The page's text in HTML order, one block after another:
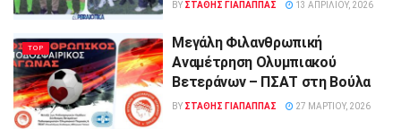
BY ΣΤΑΘΗΣ ΓΊΑΠΑΠΠΑΣ 13 ΑΠΡΙΛΊΟΥ, 2026
TOP
Μεγάλη Φιλανθρωπική
Αναμέτρηση Ολυμπιακού
Βετεράνων – ΠΣΑΤ στη Βούλα
BY ΣΤΑΘΗΣ ΓΊΑΠΑΠΠΑΣ 27 ΜΑΡΤΊΟΥ, 2026